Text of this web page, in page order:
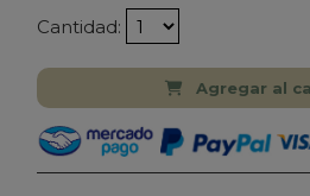
Cantidad:
Agregar al